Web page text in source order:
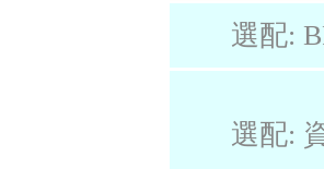
選配:
選配: 資